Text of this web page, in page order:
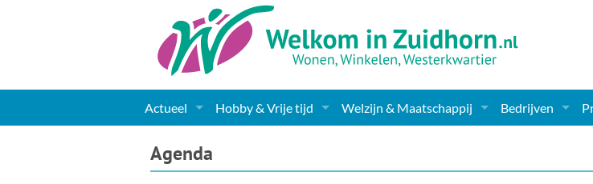
Actueel
Nieuws
Hobby & Vrije tijd Welzijn & Maatschappij Bedrijven
Agenda